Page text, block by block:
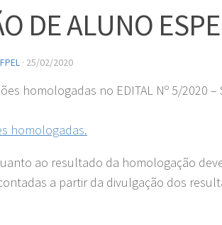
DE ALUNO
· 25/02/2020
homologadas no EDITAL Nº 5/2020
homologadas.
ao resultado da homologação
a partir da divulgação dos